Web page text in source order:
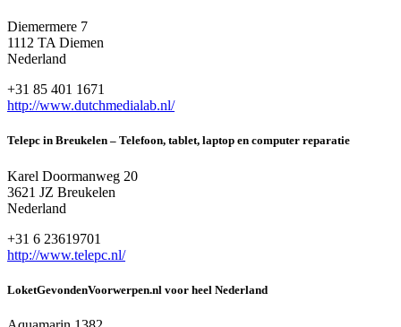
Diemermere 7
1112 TA Diemen
Nederland
+31 85 401 1671
http://www.dutchmedialab.nl/
Telepc in Breukelen – Telefoon, tablet, laptop en computer reparatie
Karel Doormanweg 20
3621 JZ Breukelen
Nederland
+31 6 23619701
http://www.telepc.nl/
LoketGevondenVoorwerpen.nl voor heel Nederland